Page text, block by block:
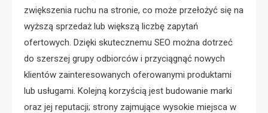
zwiększenia ruchu na stronie, co może przełożyć się na
wyższą sprzedaż lub większą liczbę zapytań
ofertowych. Dzięki skutecznemu SEO można dotrzeć
do szerszej grupy odbiorców i przyciągnąć nowych
klientów zainteresowanych oferowanymi produktami
lub usługami. Kolejną korzyścią jest budowanie marki
oraz jej reputacji; strony zajmujące wysokie miejsca w